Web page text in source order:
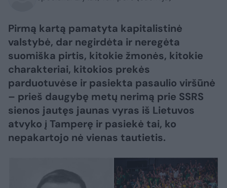
Pirmą kartą pamatyta kapitalistinė
valstybė, dar negirdėta ir neregėta
suomiška pirtis, kitokie žmonės, kitokie
charakteriai, kitokios prekės
parduotuvėse ir pasiekta pasaulio viršūnė
– prieš daugybę metų nerimą prie SSRS
sienos jautęs jaunas vyras iš Lietuvos
atvyko į Tamperę ir pasiekė tai, ko
nepakartojo nė vienas tautietis.